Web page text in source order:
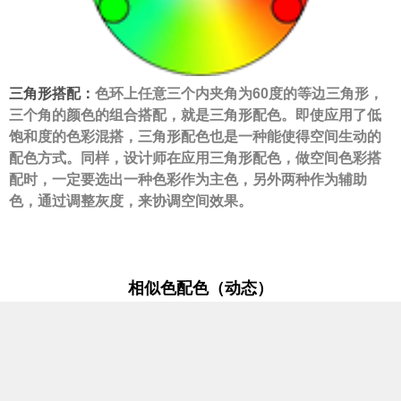
三角形搭配： 色环上任意三个内夹角为60度的等边三角形，
三个角的颜色的组合搭配，就是三角形配色。即使应用了低
饱和度的色彩混搭，三角形配色也是一种能使得空间生动的
配色方式。同样，设计师在应用三角形配色，做空间色彩搭
配时，一定要选出一种色彩作为主色，另外两种作为辅助
色，通过调整灰度，来协调空间效果。
相似色配色（动态）